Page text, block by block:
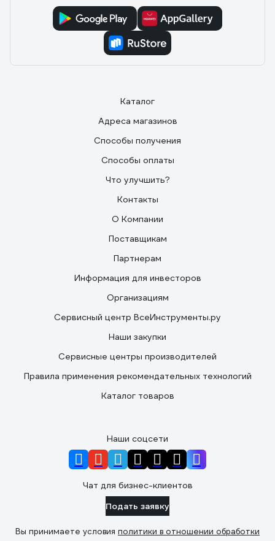
Каталог
Адреса магазинов
Способы получения
Способы оплаты
Что улучшить?
Контакты
О Компании
Поставщикам
Партнерам
Информация для инвесторов
Организациям
Сервисный центр ВсеИнструменты.ру
Наши закупки
Сервисные центры производителей
Правила применения рекомендательных технологий
Каталог товаров
Наши соцсети
Чат для бизнес-клиентов
Подать заявку
Вы принимаете условия политики в отношении обработки